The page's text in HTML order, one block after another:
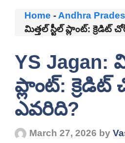
Home - Andhra
మిత్తల్ స్టీల్ ప్లాంట్: క్రెడిట్
YS Jagan:
ప్లాంట్: క్రెడిట్
ఎవరిది?
March 27, 2026 by